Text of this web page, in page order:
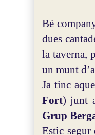
Bé
dues
la taverna,
un munt
Ja tinc
Fort) junt
Grup
Estic segur